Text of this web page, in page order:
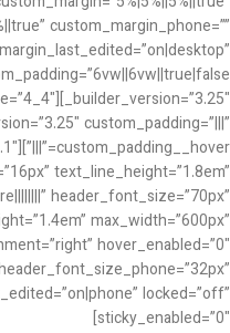
custom_margin_phone=””
type=”4_4″
custom_padding=”|||”
text_line_height=”1.8em”
header_font_size=”70px”
max_width=”600px”
hover_enabled=”0″
locked=”off”
sticky_enabled=”0″]